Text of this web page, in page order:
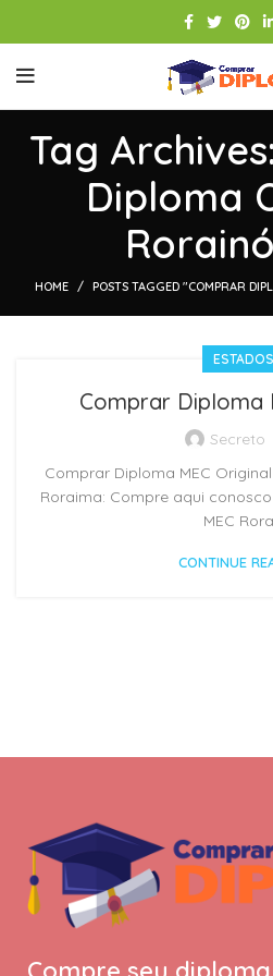
Tag
Diploma
HOME POSTS TAGGED "COMPRAR
ESTADOS
Comprar Diploma
Secreto
Comprar Diploma MEC
Roraima: Compre aqui
MEC
CONTINUE